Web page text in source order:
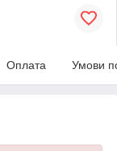
Оплата Умови